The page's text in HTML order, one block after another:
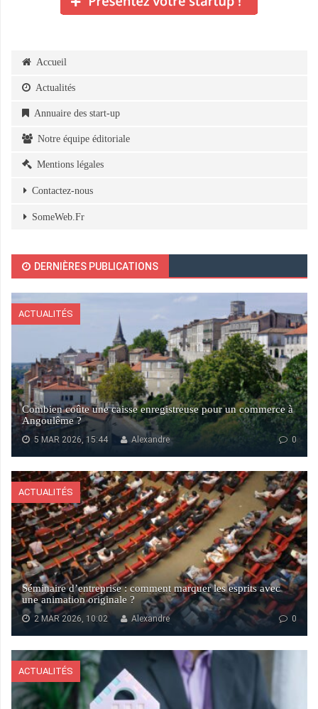
Accueil
Actualités
Annuaire des start-up
Notre équipe éditoriale
Mentions légales
Contactez-nous
SomeWeb.Fr
DERNIÈRES PUBLICATIONS
ACTUALITÉS
Combien coûte une caisse enregistreuse pour un commerce à
Angoulême ?
5 MAR 2026, 15:44 0
Alexandre
ACTUALITÉS
Séminaire d’entreprise : comment marquer les esprits avec
une animation originale ?
2 MAR 2026, 10:02 0
Alexandre
ACTUALITÉS